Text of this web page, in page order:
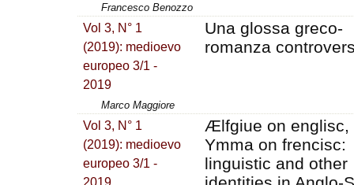
Francesco Benozzo
Vol 3, N° 1
(2019): medioevo
europeo 3/1 -
2019
Una glossa greco-
romanza
Marco Maggiore
Vol 3, N° 1
(2019): medioevo
europeo 3/1 -
2019
Ælfgiue on englisc,
Ymma on frencisc:
linguistic and other